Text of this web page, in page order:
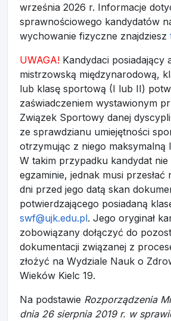
września 2026 r. Informacje
sprawnościowego kandydatów
wychowanie fizyczne znajdziesz
UWAGA! Kandydaci posiadający
mistrzowską międzynarodową,
lub klasę sportową (I lub II)
zaświadczeniem wystawionym
Związek Sportowy danej
ze sprawdzianu umiejętności
otrzymując z niego maksymalną
W takim przypadku kandydat
egzaminie, jednak musi przesłać
dni przed jego datą skan
potwierdzającego posiadaną
swf@ujk.edu.pl. Jego oryginał
zobowiązany dołączyć do
dokumentacji związanej z
złożyć na Wydziale Nauk o
Wieków Kielc 19.
Na podstawie Rozporządzenia
dnia 26 sierpnia 2019 r. w